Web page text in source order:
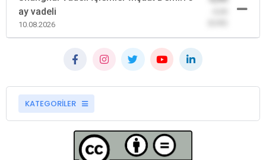
ay vadeli
10.08.2026
KATEGORİLER